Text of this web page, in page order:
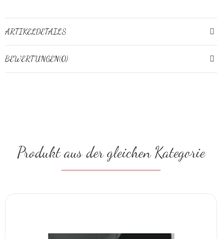
ARTIKELDETAILS
BEWERTUNGEN(0)
Produkt aus der gleichen Kategorie